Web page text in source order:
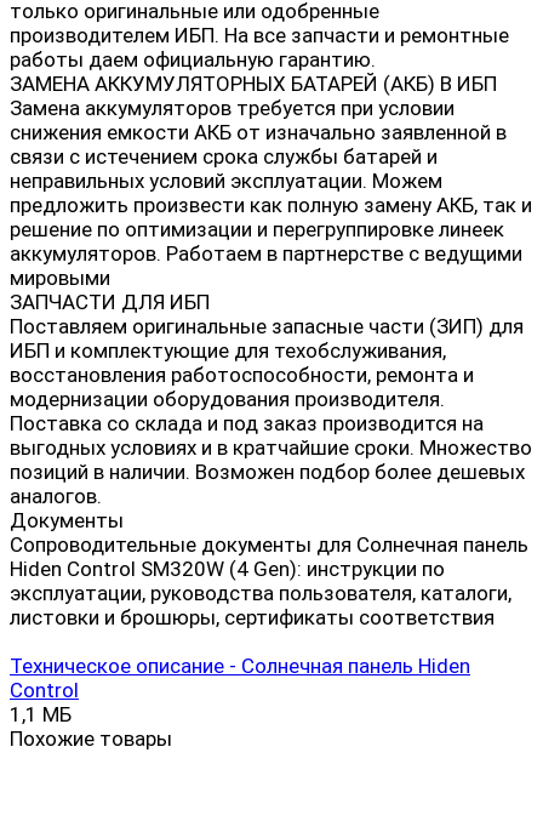
только оригинальные или одобренные
производителем ИБП. На все запчасти и ремонтные
работы даем официальную гарантию.
ЗАМЕНА АККУМУЛЯТОРНЫХ БАТАРЕЙ (АКБ) В ИБП
Замена аккумуляторов требуется при условии
снижения емкости АКБ от изначально заявленной в
связи с истечением срока службы батарей и
неправильных условий эксплуатации. Можем
предложить произвести как полную замену АКБ, так и
решение по оптимизации и перегруппировке линеек
аккумуляторов. Работаем в партнерстве с ведущими
мировыми
ЗАПЧАСТИ ДЛЯ ИБП
Поставляем оригинальные запасные части (ЗИП) для
ИБП и комплектующие для техобслуживания,
восстановления работоспособности, ремонта и
модернизации оборудования производителя.
Поставка со склада и под заказ производится на
выгодных условиях и в кратчайшие сроки. Множество
позиций в наличии. Возможен подбор более дешевых
аналогов.
Документы
Сопроводительные документы для Солнечная панель
Hiden Control SM320W (4 Gen): инструкции по
эксплуатации, руководства пользователя, каталоги,
листовки и брошюры, сертификаты соответствия
Техническое описание - Солнечная панель Hiden
Control
1,1 МБ
Похожие товары